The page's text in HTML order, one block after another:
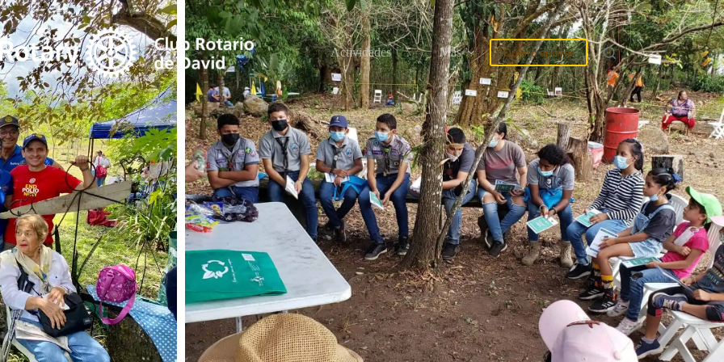
Actividades Más Quiero apoyar